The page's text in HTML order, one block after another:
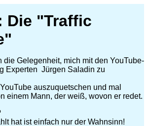
Die "Traffic
die Gelegenheit, mich mit den YouTube-
Experten Jürgen Saladin zu
auszuquetschen und mal
einem Mann, der weiß, wovon er redet.
hat ist einfach nur der Wahnsinn!